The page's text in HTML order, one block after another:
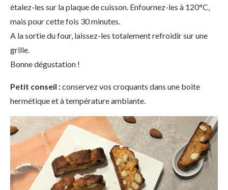
étalez-les sur la plaque de cuisson. Enfournez-les à 120°C,
mais pour cette fois 30 minutes.
A la sortie du four, laissez-les totalement refroidir sur une
grille.
Bonne dégustation !
Petit conseil :conservez vos croquants dans une boite
hermétique et à température ambiante.